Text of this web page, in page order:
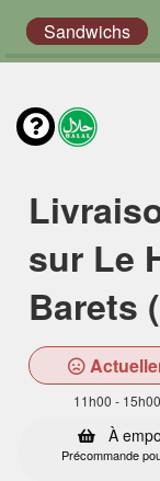
Sandwichs
sur Le
Barets
11h00 -
À
Précommande